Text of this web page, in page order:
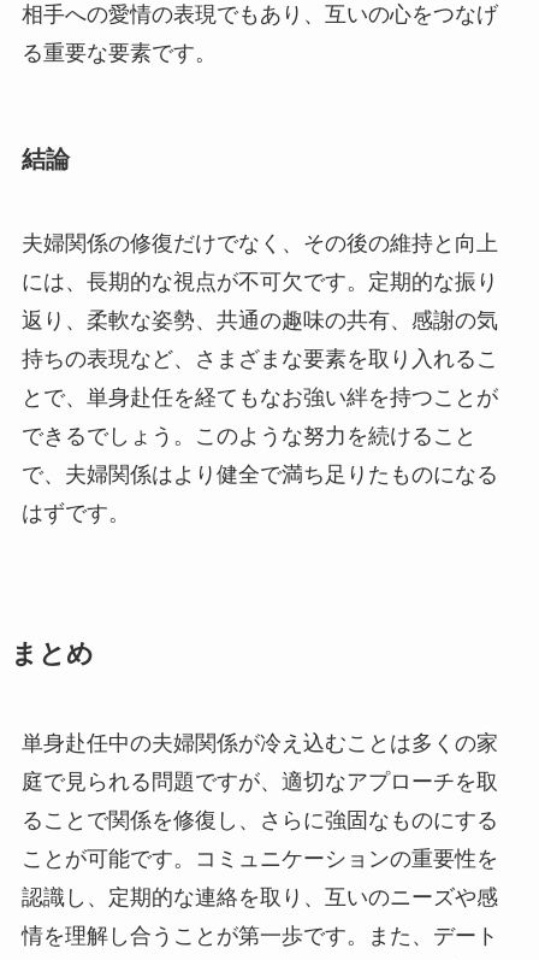
相手への愛情の表現でもあり、互いの心をつなげ
る重要な要素です。
結論
夫婦関係の修復だけでなく、その後の維持と向上
には、長期的な視点が不可欠です。定期的な振り
返り、柔軟な姿勢、共通の趣味の共有、感謝の気
持ちの表現など、さまざまな要素を取り入れるこ
とで、単身赴任を経てもなお強い絆を持つことが
できるでしょう。このような努力を続けること
で、夫婦関係はより健全で満ち足りたものになる
はずです。
まとめ
単身赴任中の夫婦関係が冷え込むことは多くの家
庭で見られる問題ですが、適切なアプローチを取
ることで関係を修復し、さらに強固なものにする
ことが可能です。コミュニケーションの重要性を
認識し、定期的な連絡を取り、互いのニーズや感
情を理解し合うことが第一歩です。また、デート